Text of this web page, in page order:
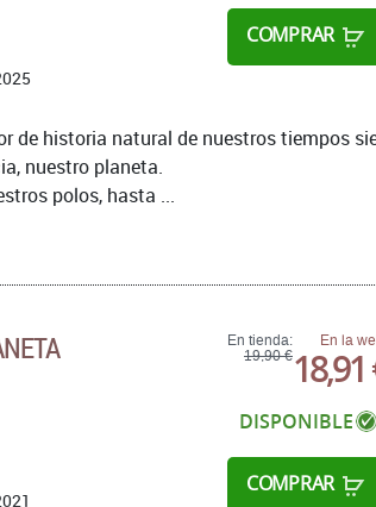
COMPRAR
de historia natural de nuestros tiempos
nuestro planeta.
polos, hasta ...
En tienda:
19,90 €
En la
18,91
DISPONIBLE
COMPRAR